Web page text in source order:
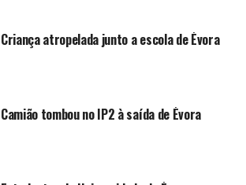
Criança atropelada junto a escola de Évora
Camião tombou no IP2 à saída de Évora